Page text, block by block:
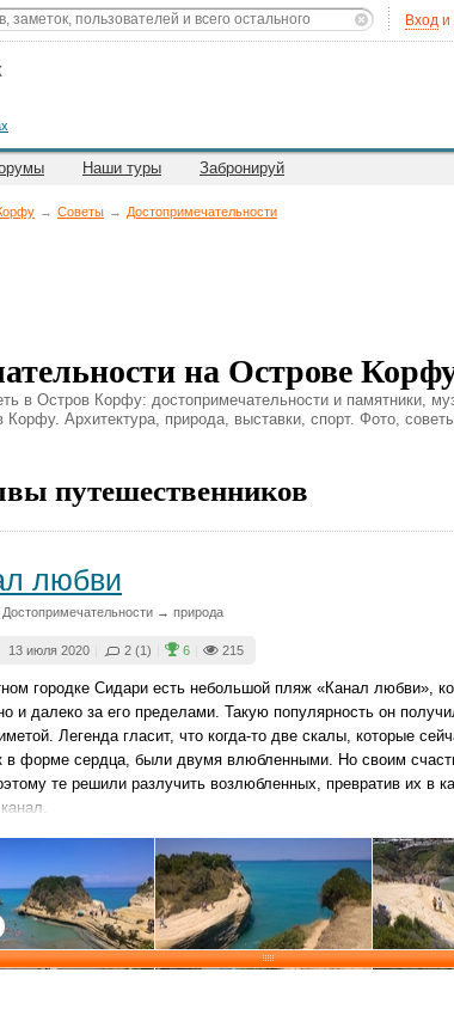
Вход и
Наши туры Забронируй
→ Советы → Достопримечательности
на Острове
в Остров Корфу: достопримечательности и памятники,
Корфу. Архитектура, природа, выставки, спорт. Фото,
путешественников
любви
Достопримечательности → природа
13 июля 2020 2 (1) 6 215
городке Сидари есть небольшой пляж «Канал любви»,
и далеко за его пределами. Такую популярность он
Легенда гласит, что когда-то две скалы, которые
в форме сердца, были двумя влюбленными. Но своим
те решили разлучить возлюбленных, превратив их в